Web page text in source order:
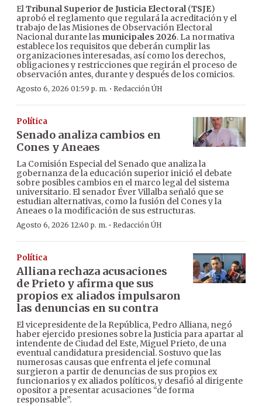
ElTribunal Superior de Justicia Electoral(TSJE)
aprobó el reglamento que regulará la acreditación y el
trabajo de las Misiones de Observación Electoral
Nacional durante las municipales 2026. La normativa
establece los requisitos que deberán cumplir las
organizaciones interesadas, así como los derechos,
obligaciones y restricciones que regirán el proceso de
observación antes, durante y después de los comicios.
Agosto 6, 2026 01:59 p. m. · Redacción ÚH
Política
Senado analiza cambios en
Cones y Aneaes
La Comisión Especial del Senado que analiza la
gobernanza de la educación superior inició el debate
sobre posibles cambios en el marco legal del sistema
universitario. El senador Éver Villalba señaló que se
estudian alternativas, como la fusión del Cones y la
Aneaes o la modificación de sus estructuras.
Agosto 6, 2026 12:40 p. m. · Redacción ÚH
Política
Alliana rechaza acusaciones
de Prieto y afirma que sus
propios ex aliados impulsaron
las denuncias en su contra
El vicepresidente de la República, Pedro Alliana, negó
haber ejercido presiones sobre la Justicia para apartar al
intendente de Ciudad del Este, Miguel Prieto, de una
eventual candidatura presidencial. Sostuvo que las
numerosas causas que enfrenta el jefe comunal
surgieron a partir de denuncias de sus propios ex
funcionarios y ex aliados políticos, y desafió al dirigente
opositor a presentar acusaciones “de forma
responsable”.